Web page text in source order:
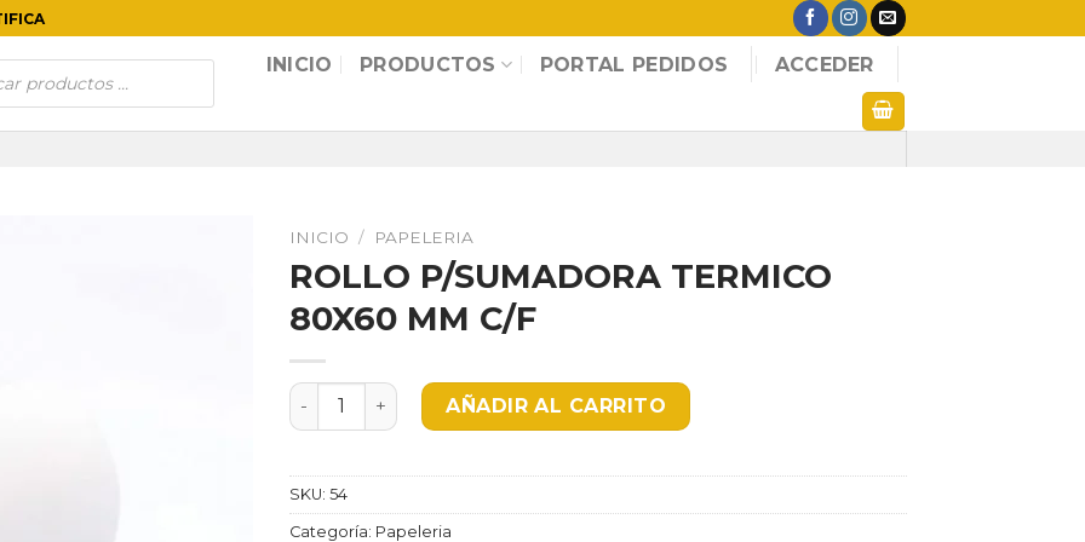
INICIO PRODUCTOS PORTAL PEDIDOS ACCEDER
INICIO / PAPELERIA
ROLLO P/SUMADORA TERMICO
80X60 MM C/F
ROLLO P/SUMADORA TERMICO 80X60 MM C/F cantidad
AÑADIR AL CARRITO
SKU: 54
Categoría: Papeleria